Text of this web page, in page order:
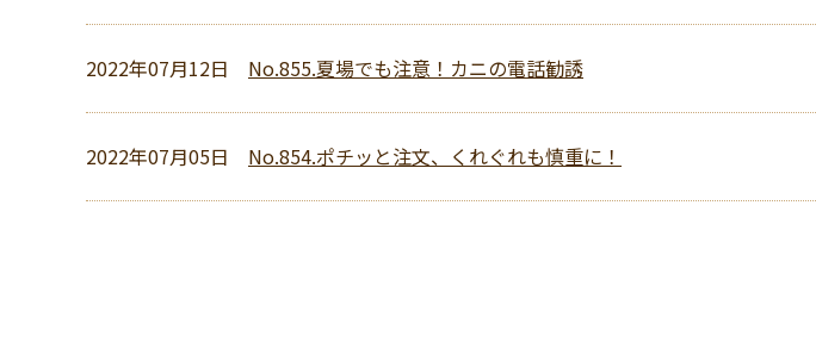
2022年07月12日 No.855.夏場でも注意！カニの電話勧誘
2022年07月05日 No.854.ポチッと注文、くれぐれも慎重に！